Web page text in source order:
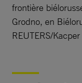
frontière
Grodno, en
REUTERS/